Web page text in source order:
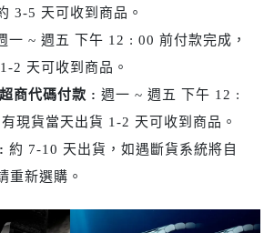
3-5 天可收到商品。
一 ~ 週五 下午 12 : 00 前付款完成，
2 天可收到商品。
商代碼付款 : 週一 ~ 週五 下午 12 :
現貨當天出貨 1-2 天可收到商品。
約 7-10 天出貨，如遇斷貨系統將自
重新選購。